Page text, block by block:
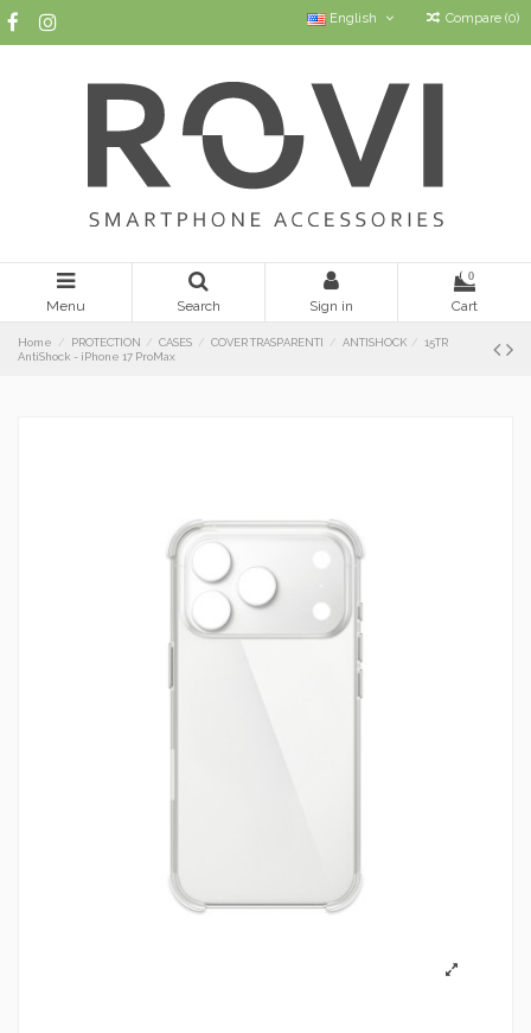
English Compare (0)
Menu Search Sign in
0
Cart
Home PROTECTION CASES COVER TRASPARENTI ANTISHOCK
15TR
AntiShock - iPhone 17 ProMax